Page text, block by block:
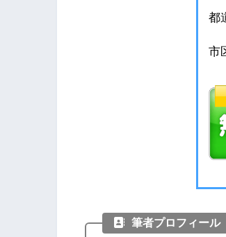
筆者プロフィール